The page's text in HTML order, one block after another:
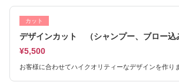
カット
デザインカット （シャンプー、ブロー込
¥5,500
お客様に合わせてハイクオリティーなデザインを作り